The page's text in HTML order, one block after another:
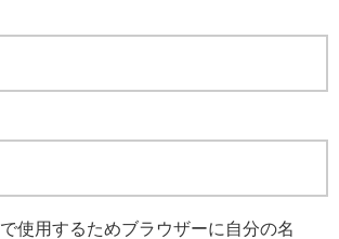
使用するためブラウザーに自分の名